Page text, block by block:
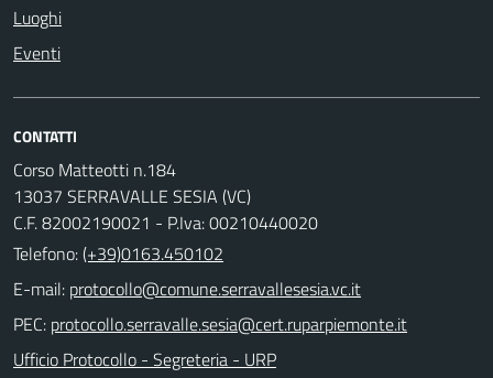
Luoghi
Eventi
CONTATTI
Corso Matteotti n.184
13037 SERRAVALLE SESIA (VC)
C.F. 82002190021 - P.Iva: 00210440020
Telefono:(+39)0163.450102
E-mail:
PEC:
Ufficio Protocollo - Segreteria - URP